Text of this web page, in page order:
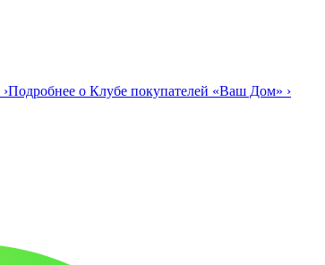
›Подробнее о Клубе покупателей «Ваш Дом» ›